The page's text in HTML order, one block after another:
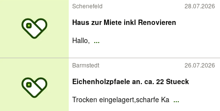
Schenefeld 28.07.2026
Haus zur Miete inkl Renovieren
Hallo, ...
Barmstedt 26.07.2026
Eichenholzpfaele an. ca. 22 Stueck
Trocken eingelagert,scharfe Ka ...